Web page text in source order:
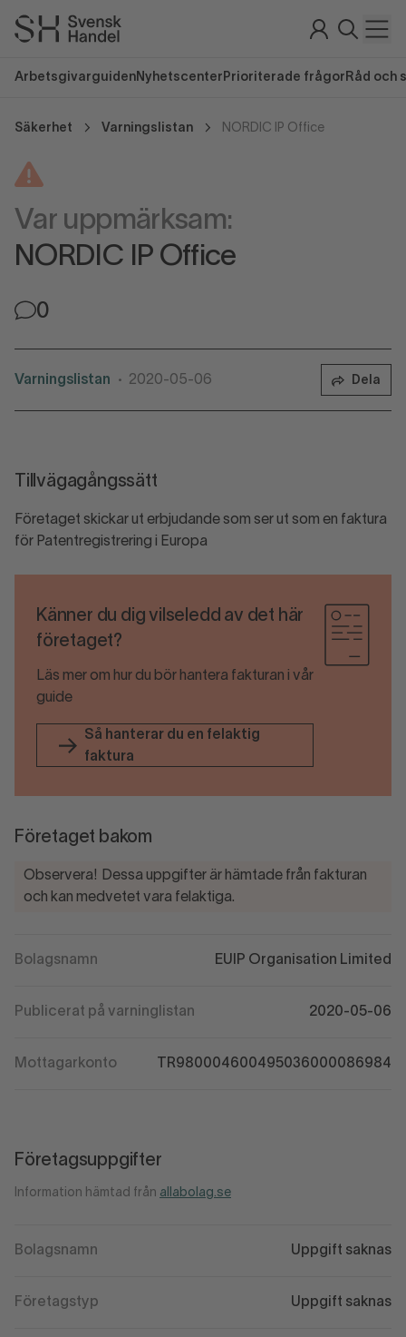
Arbetsgivarguiden Nyhetscenter Prioriterade frågor Råd och
Säkerhet Varningslistan NORDIC IP Office
Var uppmärksam:
NORDIC IP Office
0
Varningslistan • 2020-05-06 Dela
Tillvägagångssätt
Företaget skickar ut erbjudande som ser ut som en faktura
för Patentregistrering i Europa
Känner du dig vilseledd av det här
företaget?
Läs mer om hur du bör hantera fakturan i vår
guide
Så hanterar du en felaktig
faktura
Företaget bakom
Observera! Dessa uppgifter är hämtade från fakturan
och kan medvetet vara felaktiga.
Bolagsnamn EUIP Organisation Limited
Publicerat på varninglistan 2020-05-06
Mottagarkonto TR980004600495036000086984
Företagsuppgifter
Information hämtad från allabolag.se
Bolagsnamn Uppgift saknas
Företagstyp Uppgift saknas